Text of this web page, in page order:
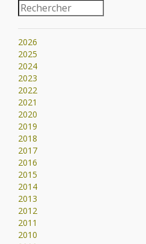
2026
2025
2024
2023
2022
2021
2020
2019
2018
2017
2016
2015
2014
2013
2012
2011
2010